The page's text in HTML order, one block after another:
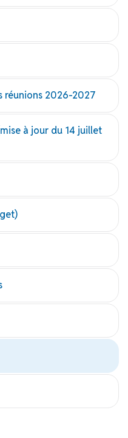
réunions 2026-2027
à jour du 14 juillet